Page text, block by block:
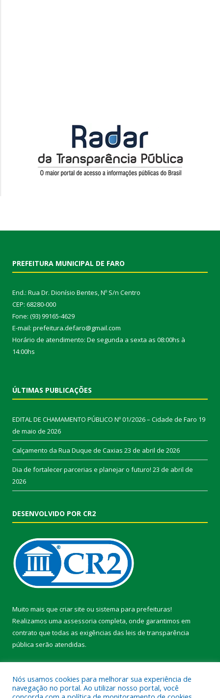
PREFEITURA MUNICIPAL DE FARO
End.: Rua Dr. Dionísio Bentes, Nº S/n Centro
CEP: 68280-000
Fone: (93) 99165-4629
E-mail: prefeitura.defaro@gmail.com
Horário de atendimento: De segunda a sexta as 08:00hs à
14:00hs
ÚLTIMAS PUBLICAÇÕES
EDITAL DE CHAMAMENTO PÚBLICO Nº 01/2026 – Cidade de Faro 19
de maio de 2026
Calçamento da Rua Duque de Caxias 23 de abril de 2026
Dia de fortalecer parcerias e planejar o futuro! 23 de abril de
2026
DESENVOLVIDO POR CR2
Muito mais que criar site ou sistema para prefeituras!
Realizamos uma assessoria completa, onde garantimos em
contrato que todas as exigências das leis de transparência
pública serão atendidas.
Nós usamos cookies para melhorar sua experiência de
navegação no portal. Ao utilizar nosso portal, você